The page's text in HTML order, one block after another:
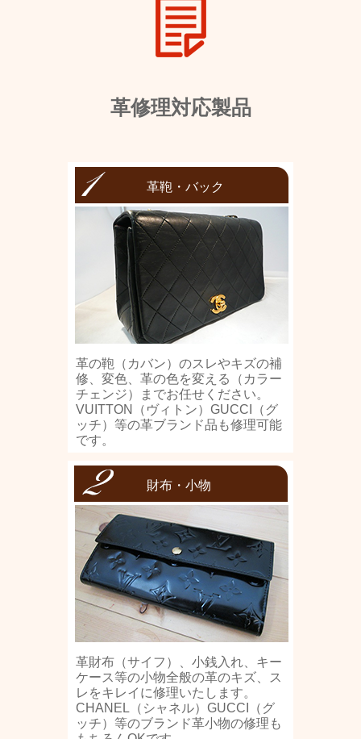
革修理対応製品
革鞄・バック
革の鞄（カバン）のスレやキズの補
修、変色、革の色を変える（カラー
チェンジ）までお任せください。
VUITTON（ヴィトン）GUCCI（グ
ッチ）等の革ブランド品も修理可能
です。
財布・小物
革財布（サイフ）、小銭入れ、キー
ケース等の小物全般の革のキズ、ス
レをキレイに修理いたします。
CHANEL（シャネル）GUCCI（グ
ッチ）等のブランド革小物の修理も